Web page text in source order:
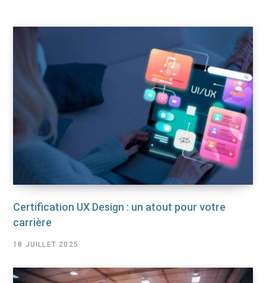
Certification UX Design : un atout pour votre
carrière
18 JUILLET 2025